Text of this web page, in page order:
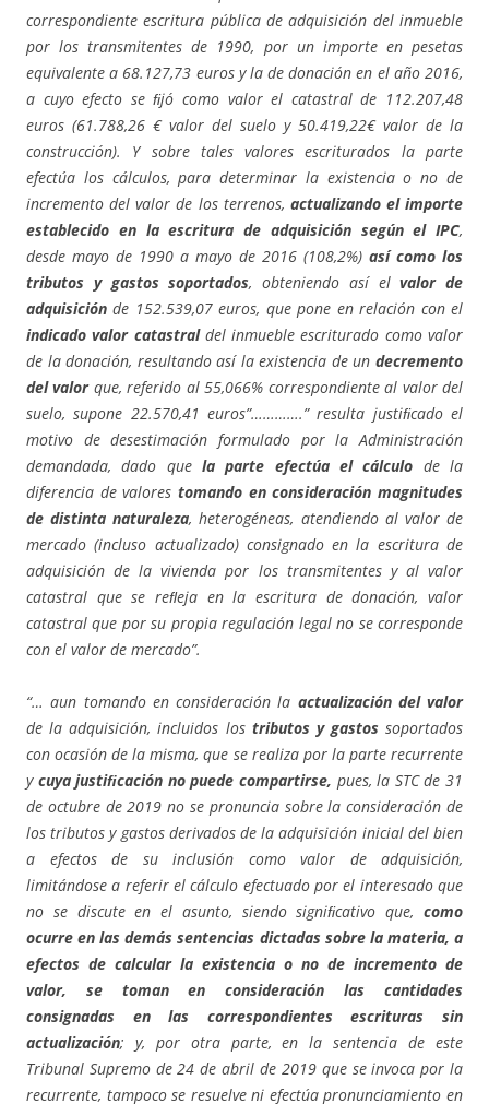
correspondiente escritura pública de adquisición del inmueble
por los transmitentes de 1990, por un importe en pesetas
equivalente a 68.127,73 euros y la de donación en el año 2016,
a cuyo efecto se ﬁjó como valor el catastral de 112.207,48
euros (61.788,26 € valor del suelo y 50.419,22€ valor de la
construcción). Y sobre tales valores escriturados la parte
efectúa los cálculos, para determinar la existencia o no de
incremento del valor de los terrenos, actualizando el importe
establecido en la escritura de adquisición según el IPC,
desde mayo de 1990 a mayo de 2016 (108,2%) así como los
tributos y gastos soportados, obteniendo así elvalor de
adquisición de 152.539,07 euros, que pone en relación con el
indicado valor catastraldel inmueble escriturado como valor
de la donación, resultando así la existencia de un decremento
del valorque, referido al 55,066% correspondiente al valor del
suelo, supone 22.570,41 euros”………….” resulta justiﬁcado el
motivo de desestimación formulado por la Administración
demandada, dado que la parte efectúa el cálculo de la
diferencia de valores tomando en consideración magnitudes
de distinta naturaleza, heterogéneas, atendiendo al valor de
mercado (incluso actualizado) consignado en la escritura de
adquisición de la vivienda por los transmitentes y al valor
catastral que se reﬂeja en la escritura de donación, valor
catastral que por su propia regulación legal no se corresponde
con el valor de mercado”.
“… aun tomando en consideración la actualización del valor
de la adquisición, incluidos los tributos y gastos soportados
con ocasión de la misma, que se realiza por la parte recurrente
y cuya justiﬁcación no puede compartirse, pues, la STC de 31
de octubre de 2019 no se pronuncia sobre la consideración de
los tributos y gastos derivados de la adquisición inicial del bien
a efectos de su inclusión como valor de adquisición,
limitándose a referir el cálculo efectuado por el interesado que
no se discute en el asunto, siendo signiﬁcativo que, como
ocurre en las demás sentencias dictadas sobre la materia, a
efectos de calcular la existencia o no de incremento de
valor, se toman en consideración las cantidades
consignadas en las correspondientes escrituras sin
actualización; y, por otra parte, en la sentencia de este
Tribunal Supremo de 24 de abril de 2019 que se invoca por la
recurrente, tampoco se resuelve ni efectúa pronunciamiento en